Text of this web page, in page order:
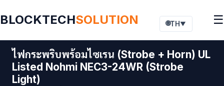
BLOCKTECHSOLUTION 🌐TH ▼ ☰
ไฟกระพริบพร้อมไซเรน (Strobe + Horn) UL
Listed Nohmi NEC3-24WR (Strobe
Light)